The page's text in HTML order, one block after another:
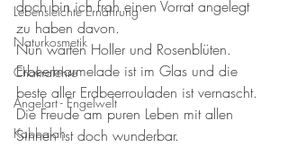
Lebensleichte Ernährung
Naturkosmetik
Chakralehre
Angelart - Engelwelt
Kabbalah
doch bin ich froh einen Vorrat angelegt
zu haben davon.
Nun warten Holler und Rosenblüten.
Erbeermarmelade ist im Glas und die
beste aller Erdbeerrouladen ist vernascht.
Die Freude am puren Leben mit allen
Sinnen ist doch wunderbar.